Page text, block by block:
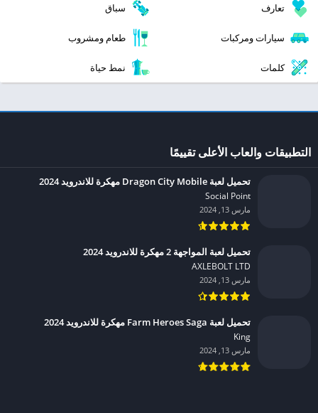
تعارف سباق
سيارات ومركبات طعام ومشروب
كلمات نمط حياة
التطبيقات والعاب الأعلى تقييمًا
تحميل لعبة Dragon City Mobile مهكرة للاندرويد 2024
Social Point‏
مارس 13, 2024
تحميل لعبة المواجهة 2 مهكرة للاندرويد 2024
AXLEBOLT LTD‏
مارس 13, 2024
تحميل لعبة Farm Heroes Saga مهكرة للاندرويد 2024
King‏
مارس 13, 2024